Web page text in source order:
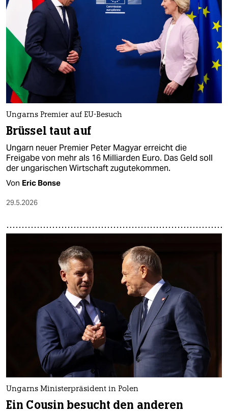
Ungarns Premier auf EU-Besuch
Brüssel taut auf
Ungarn neuer Premier Peter Magyar erreicht die
Freigabe von mehr als 16 Milliarden Euro. Das Geld soll
der ungarischen Wirtschaft zugutekommen.
Von Eric Bonse
29.5.2026
Ungarns Ministerpräsident in Polen
Ein Cousin besucht den anderen